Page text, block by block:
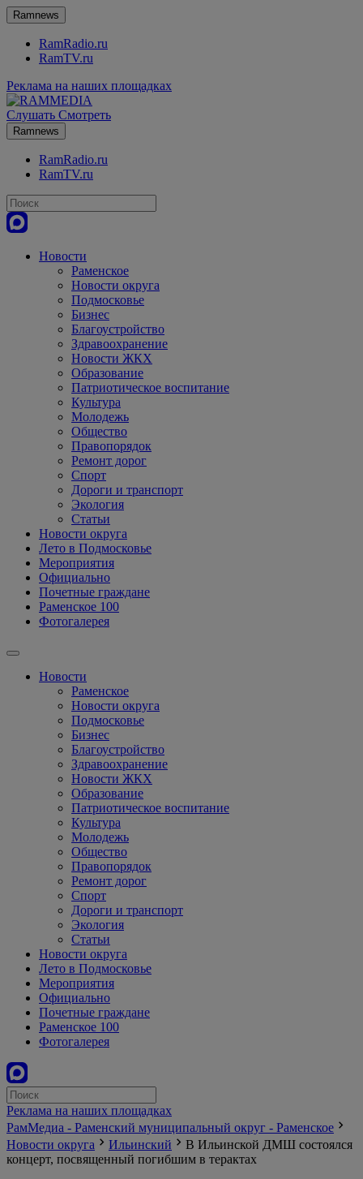
Ramnews
RamRadio.ru
RamTV.ru
Реклама на наших площадках
Слушать Смотреть
Ramnews
RamRadio.ru
RamTV.ru
Новости
Раменское
Новости округа
Подмосковье
Бизнес
Благоустройство
Здравоохранение
Новости ЖКХ
Образование
Патриотическое воспитание
Культура
Молодежь
Общество
Правопорядок
Ремонт дорог
Спорт
Дороги и транспорт
Экология
Статьи
Новости округа
Лето в Подмосковье
Мероприятия
Официально
Почетные граждане
Раменское 100
Фотогалерея
Новости
Раменское
Новости округа
Подмосковье
Бизнес
Благоустройство
Здравоохранение
Новости ЖКХ
Образование
Патриотическое воспитание
Культура
Молодежь
Общество
Правопорядок
Ремонт дорог
Спорт
Дороги и транспорт
Экология
Статьи
Новости округа
Лето в Подмосковье
Мероприятия
Официально
Почетные граждане
Раменское 100
Фотогалерея
Реклама на наших площадках
РамМедиа - Раменский муниципальный округ - Раменское
Новости округа
Ильинский
В Ильинской ДМШ состоялся
концерт, посвященный погибшим в терактах